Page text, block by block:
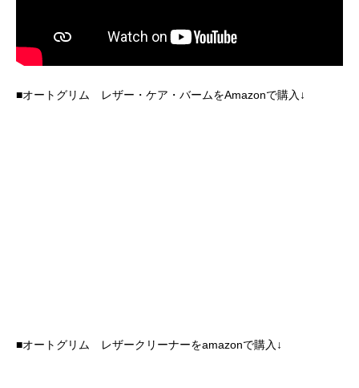
■オートグリム レザー・ケア・バームをAmazonで購入↓
■オートグリム レザークリーナーをamazonで購入↓